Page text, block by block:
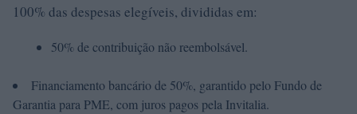
100% das despesas elegíveis, divididas em:
50% de contribuição não reembolsável.
Financiamento bancário de 50%, garantido pelo Fundo de
Garantia para PME, com juros pagos pela Invitalia.